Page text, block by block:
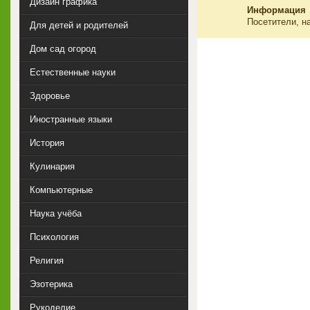
Информация
Посетители,
Для детей и родителей
Дом сад огород
Естественные науки
Здоровье
Иностранные языки
История
Кулинария
Компьютерные
Наука учёба
Психология
Религия
Эзотерика
Рукоделие